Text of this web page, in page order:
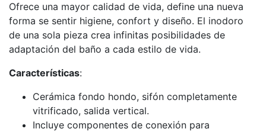
Ofrece una mayor calidad de vida, define una nueva
forma se sentir higiene, confort y diseño. El inodoro
de una sola pieza crea infinitas posibilidades de
adaptación del baño a cada estilo de vida.
Características:
Cerámica fondo hondo, sifón completamente
vitrificado, salida vertical.
Incluye componentes de conexión para